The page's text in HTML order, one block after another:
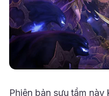
Phiên bản sưu tầm